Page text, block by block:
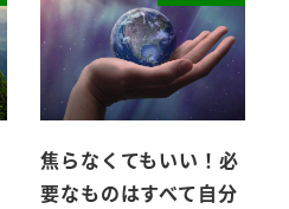
焦らなくてもいい！必
要なものはすべて自分